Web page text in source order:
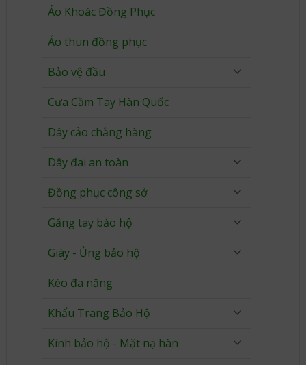
Áo Khoác Đồng Phục
Áo thun đồng phục
Bảo vệ đầu
Cưa Cầm Tay Hàn Quốc
Dây cảo chằng hàng
Dây đai an toàn
Đồng phục công sở
Găng tay bảo hộ
Giày - Ủng bảo hộ
Kéo đa năng
Khẩu Trang Bảo Hộ
Kính bảo hộ - Mặt nạ hàn